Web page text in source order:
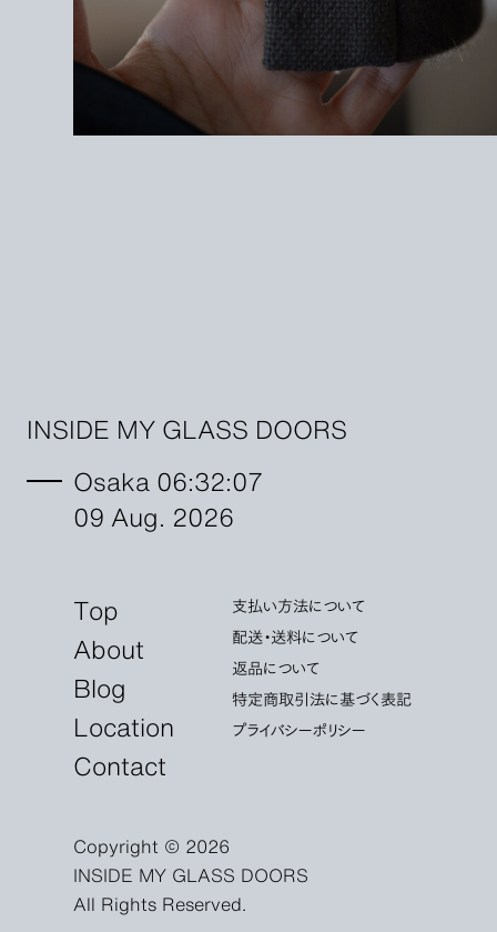
INSIDE MY GLASS DOORS
Osaka 06:32:09
09 Aug. 2026
Top
About
Blog
Location
Contact
支払い方法について
配送・送料について
返品について
特定商取引法に基づく表記
プライバシーポリシー
Copyright © 2026
INSIDE MY GLASS DOORS
All Rights Reserved.